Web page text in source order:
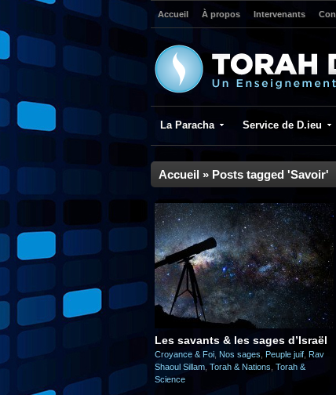
Accueil À propos Intervenants
La Paracha Service de D.ieu
Accueil » Posts tagged 'Savoir'
Les savants & les sages d’Israël
Croyance & Foi Nos sages Peuple juif Rav
Shaoul Sillam Torah & Nations Torah &
Science